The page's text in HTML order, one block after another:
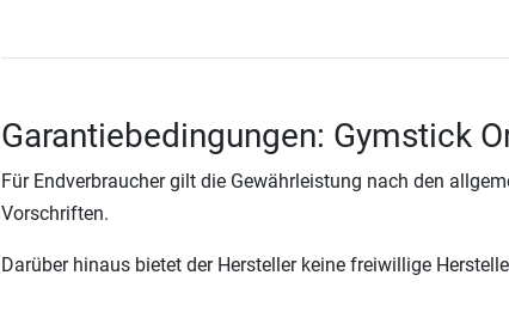
Garantiebedingungen: Gymstick
Für Endverbraucher gilt die Gewährleistung nach den
Vorschriften.
Darüber hinaus bietet der Hersteller keine freiwillige